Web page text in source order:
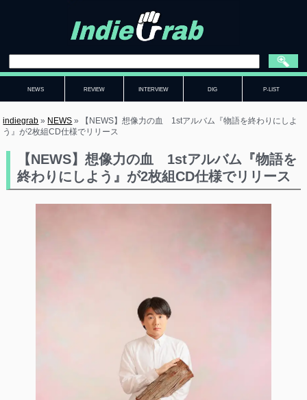
NEWS REVIEW INTERVIEW DIG P-LIST
indiegrab » NEWS »
【NEWS】想像力の血 1stアルバム『物語を終わりにしよ
う』が2枚組CD仕様でリリース
【NEWS】想像力の血 1stアルバム『物語を
終わりにしよう』が2枚組CD仕様でリリース